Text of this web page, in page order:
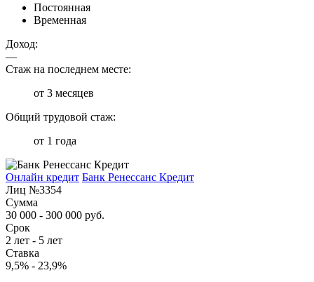
Постоянная
Временная
Доход:
—
Стаж на последнем месте:
от 3 месяцев
Общий трудовой стаж:
от 1 года
Онлайн кредит Банк Ренессанс Кредит
Лиц №3354
Сумма
30 000 - 300 000 руб.
Срок
2 лет - 5 лет
Ставка
9,5% - 23,9%